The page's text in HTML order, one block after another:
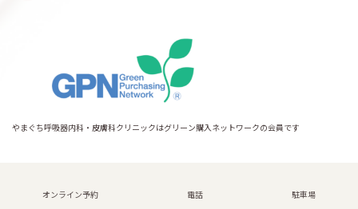
やまぐち呼吸器内科・皮膚科クリニックはグリーン購入ネットワークの会員です
オンライン予約 電話 駐車場